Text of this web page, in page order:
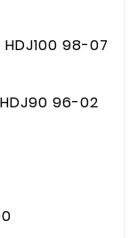
98-07
96-02